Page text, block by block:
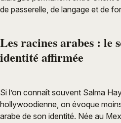
de passerelle, de langage et de
Les racines arabes : le
identité affirmée
Si l’on connaît souvent Salma
hollywoodienne, on évoque
arabe de son identité. Née au